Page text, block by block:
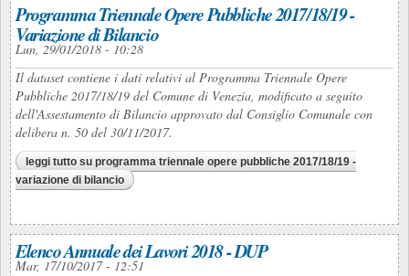
Programma Triennale Opere Pubbliche 2017/18/19 -
Variazione di Bilancio
Lun, 29/01/2018 - 10:28
Il dataset contiene i dati relativi al Programma Triennale Opere
Pubbliche 2017/18/19 del Comune di Venezia, modificato a seguito
dell'Assestamento di Bilancio approvato dal Consiglio Comunale con
delibera n. 50 del 30/11/2017.
leggi tutto su programma triennale opere pubbliche 2017/18/19 -
variazione di bilancio
Elenco Annuale dei Lavori 2018 - DUP
Mar, 17/10/2017 - 12:51